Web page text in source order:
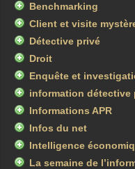
Benchmarking
Client et visite
Détective privé
Droit
Enquête et
information détective
Informations APR
Infos du net
Intelligence
La semaine de